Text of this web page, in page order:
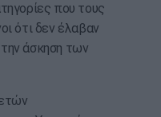
που τους
ότι δεν έλαβαν
άσκηση των